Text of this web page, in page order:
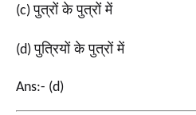
(c)पुत्रों के पुत्रों में
(d)पुत्रियों के पुत्रों में
Ans:- (d)